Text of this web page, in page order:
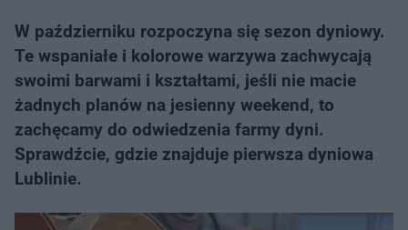
W październiku rozpoczyna się sezon dyniowy.
Te wspaniałe i kolorowe warzywa zachwycają
swoimi barwami i kształtami, jeśli nie macie
żadnych planów na jesienny weekend, to
zachęcamy do odwiedzenia farmy dyni.
Sprawdźcie, gdzie znajduje pierwsza dyniowa
Lublinie.